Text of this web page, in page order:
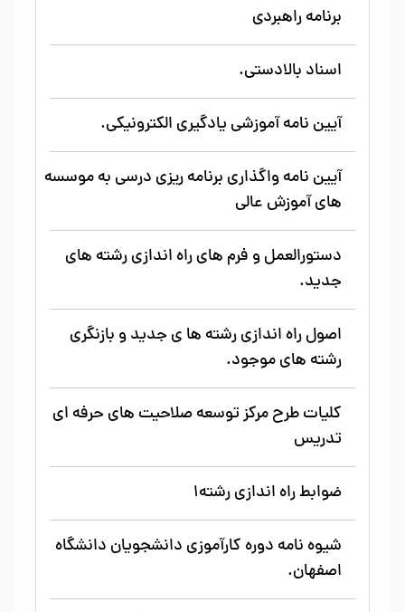
برنامه راهبردی
اسناد بالادستی.
آیین نامه آموزشی یادگیری الکترونیکی.
آیین نامه واگذاری برنامه ریزی درسی به موسسه
های آموزش عالی
دستورالعمل و فرم های راه اندازی رشته های
جدید.
اصول راه اندازی رشته ها ی جدید و بازنگری
رشته های موجود.
کلیات طرح مرکز توسعه صلاحیت های حرفه ای
تدریس
ضوابط راه اندازی رشته1
شیوه نامه دوره کارآموزی دانشجویان دانشگاه
اصفهان.